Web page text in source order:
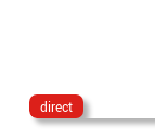
direct